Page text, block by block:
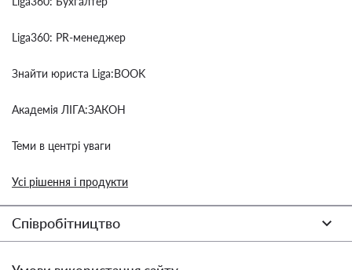
Liga360: PR-менеджер
Знайти юриста Liga:BOOK
Академія ЛІГА:ЗАКОН
Теми в центрі уваги
Усі рішення і продукти
Співробітництво